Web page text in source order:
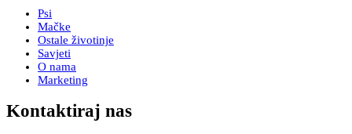
Psi
Mačke
Ostale životinje
Savjeti
O nama
Marketing
Kontaktiraj nas